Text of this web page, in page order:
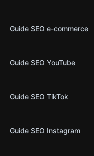
Guide SEO e-commerce
Guide SEO YouTube
Guide SEO TikTok
Guide SEO Instagram